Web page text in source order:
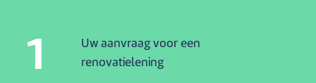
1
Uw aanvraag voor een
renovatielening